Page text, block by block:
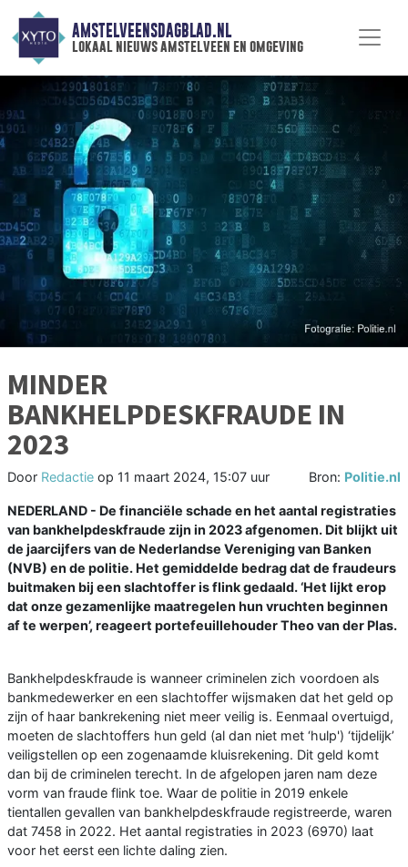
AMSTELVEENSDAGBLAD.NL
lokaal nieuws amstelveen en omgeving
MINDER
BANKHELPDESKFRAUDE IN
2023
Door Redactie op 11 maart 2024, 15:07 uur Bron: Politie.nl
NEDERLAND - De financiële schade en het aantal registraties
van bankhelpdeskfraude zijn in 2023 afgenomen. Dit blijkt uit
de jaarcijfers van de Nederlandse Vereniging van Banken
(NVB) en de politie. Het gemiddelde bedrag dat de fraudeurs
buitmaken bij een slachtoffer is flink gedaald. ‘Het lijkt erop
dat onze gezamenlijke maatregelen hun vruchten beginnen
af te werpen’, reageert portefeuillehouder Theo van der Plas.
Bankhelpdeskfraude is wanneer criminelen zich voordoen als
bankmedewerker en een slachtoffer wijsmaken dat het geld op
zijn of haar bankrekening niet meer veilig is. Eenmaal overtuigd,
moeten de slachtoffers hun geld (al dan niet met ‘hulp') ‘tijdelijk’
veiligstellen op een zogenaamde kluisrekening. Dit geld komt
dan bij de criminelen terecht. In de afgelopen jaren nam deze
vorm van fraude flink toe. Waar de politie in 2019 enkele
tientallen gevallen van bankhelpdeskfraude registreerde, waren
dat 7458 in 2022. Het aantal registraties in 2023 (6970) laat
voor het eerst een lichte daling zien.